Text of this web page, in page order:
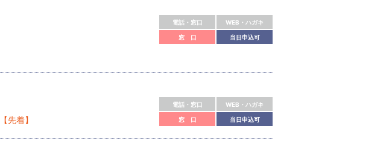
電話・窓口 WEB・ハガキ
窓 口 当日申込可
【先着】
電話・窓口 WEB・ハガキ
窓 口 当日申込可